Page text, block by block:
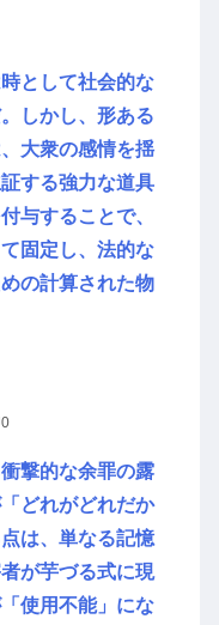
として社会的な
しかし、形ある
大衆の感情を揺
する強力な道具
与することで、
固定し、法的な
の計算された物
撃的な余罪の露
どれがどれだか
は、単なる記憶
が芋づる式に現
使用不能」にな